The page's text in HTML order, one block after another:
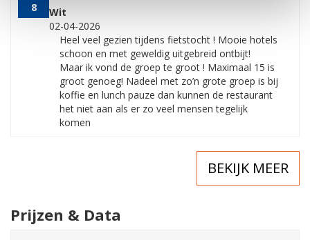
8
Wit
02-04-2026
Heel veel gezien tijdens fietstocht ! Mooie hotels
schoon en met geweldig uitgebreid ontbijt!
Maar ik vond de groep te groot ! Maximaal 15 is
groot genoeg! Nadeel met zo’n grote groep is bij
koffie en lunch pauze dan kunnen de restaurant
het niet aan als er zo veel mensen tegelijk
komen
BEKIJK MEER
Prijzen & Data